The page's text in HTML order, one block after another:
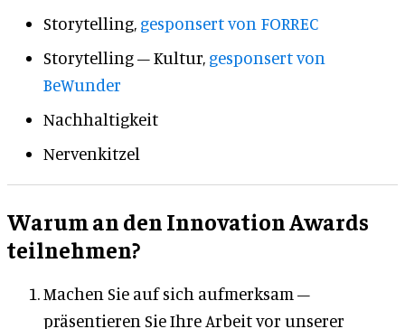
Storytelling, gesponsert von FORREC
Storytelling – Kultur, gesponsert von
BeWunder
Nachhaltigkeit
Nervenkitzel
Warum an den Innovation Awards
teilnehmen?
Machen Sie auf sich aufmerksam –
präsentieren Sie Ihre Arbeit vor unserer